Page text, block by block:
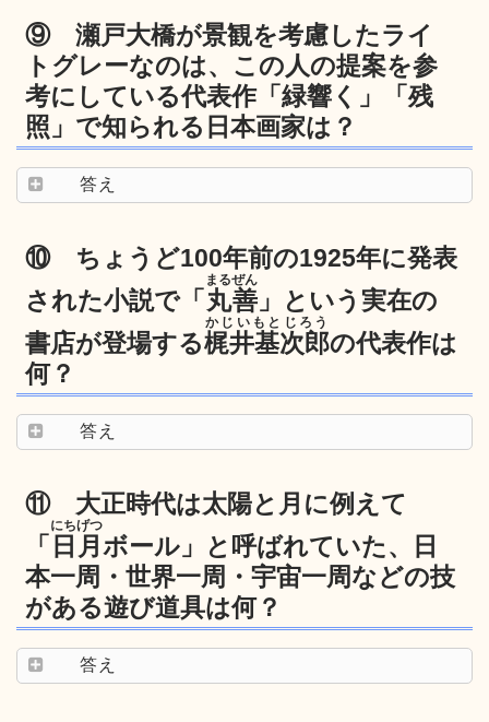
⑨ 瀬戸大橋が景観を考慮したライ
トグレーなのは、この人の提案を参
考にしている代表作「緑響く」「残
照」で知られる日本画家は？
答え
⑩ ちょうど100年前の1925年に発表
された小説で「丸善
まるぜん
」という実在の
書店が登場する梶井基次郎
かじいもとじろう
の代表作は
何？
答え
⑪ 大正時代は太陽と月に例えて
「 日月
にちげつ
ボール」と呼ばれていた、日
本一周・世界一周・宇宙一周などの技
がある遊び道具は何？
答え